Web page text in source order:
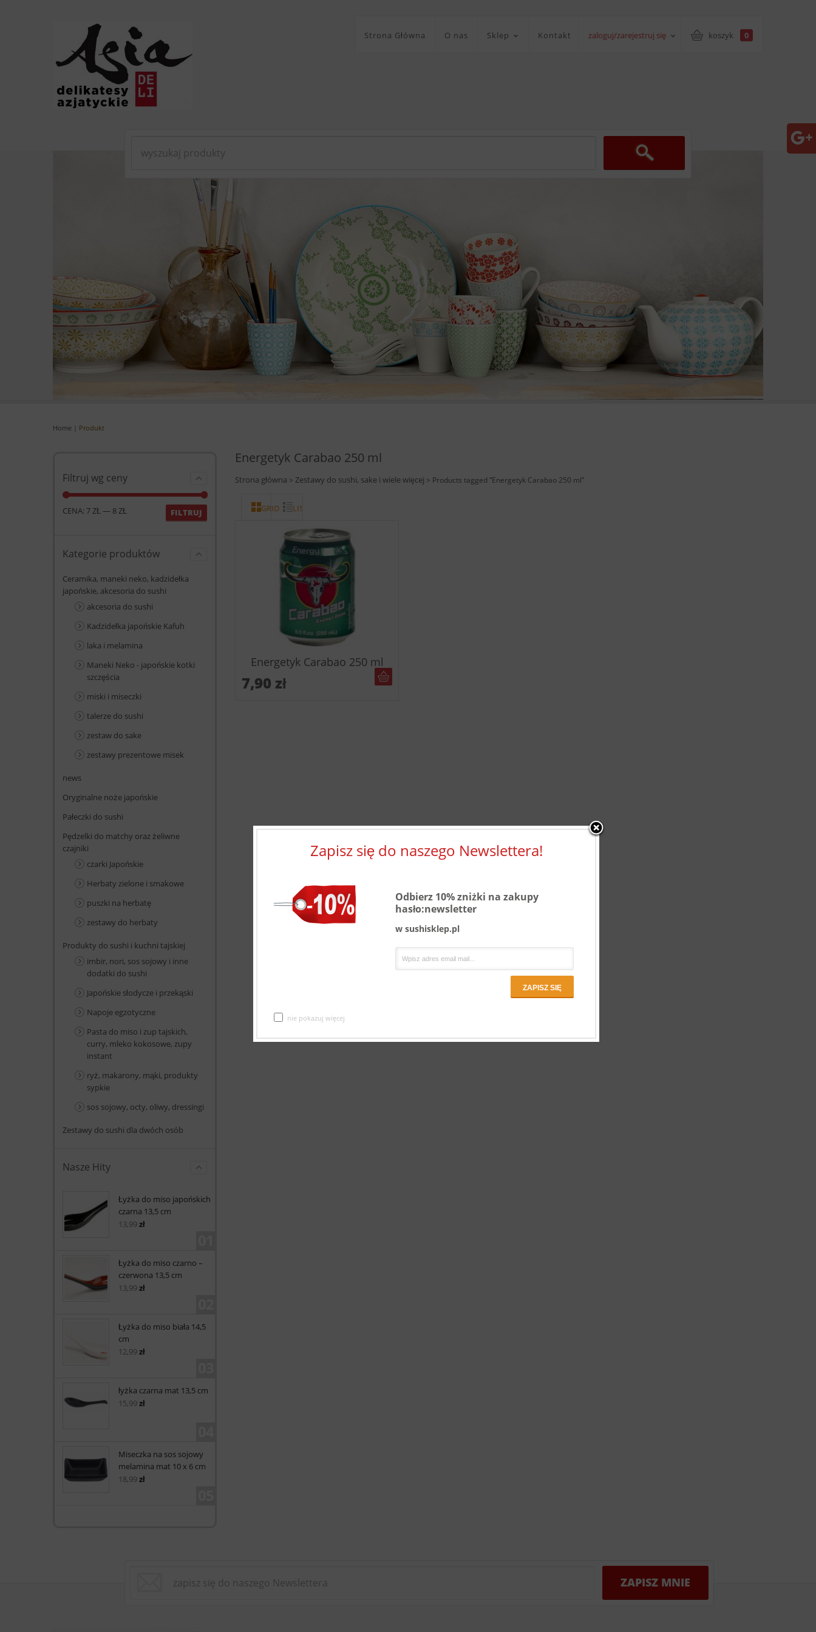
Strona Główna O nas Sklep Kontakt zaloguj/zarejestruj się koszyk 0
Home Produkt
Energetyk Carabao 250 ml
Strona główna > Zestawy do sushi, sake i wiele więcej > Products tagged “Energetyk Carabao 250 ml”
GRID LISTA
Energetyk Carabao 250 ml
7,90 zł
Filtruj wg ceny
FILTRUJ
CENA: 7 ZŁ— 8 ZŁ
Kategorie produktów
Ceramika, maneki neko, kadzidełka
japońskie, akcesoria do sushi
akcesoria do sushi
Kadzidełka japońskie Kafuh
laka i melamina
Maneki Neko - japońskie kotki
szczęścia
miski i miseczki
talerze do sushi
zestaw do sake
zestawy prezentowe misek
news
Oryginalne noże japońskie
Pałeczki do sushi
Pędzelki do matchy oraz żeliwne
czajniki
czarki Japońskie
Herbaty zielone i smakowe
puszki na herbatę
zestawy do herbaty
Produkty do sushi i kuchni tajskiej
imbir, nori, sos sojowy i inne
dodatki do sushi
Japońskie słodycze i przekąski
Napoje egzotyczne
Pasta do miso i zup tajskich,
curry, mleko kokosowe, zupy
instant
ryż, makarony, mąki, produkty
sypkie
sos sojowy, octy, oliwy, dressingi
Zestawy do sushi dla dwóch osób
Nasze Hity
Łyżka do miso japońskich
czarna 13,5 cm
13,99zł
Łyżka do miso czarno –
czerwona 13,5 cm
13,99zł
Łyżka do miso biała 14,5
cm
12,99zł
łyżka czarna mat 13,5 cm
15,99zł
Miseczka na sos sojowy
melamina mat 10 x 6 cm
18,99zł
Zapisz się do naszego Newslettera!
Odbierz 10% zniżki na zakupy
hasło:newsletter
w sushisklep.pl
nie pokazuj więcej